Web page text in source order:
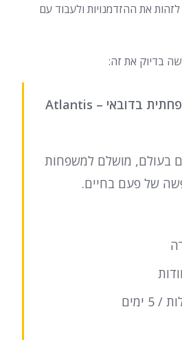
את ההזדמנויות ולעבוד עם
בדיוק את זה:
חלום של חופשה משפחתית בדובאי – Atlantis
בעולם, מושלם למשפחות
של פעם בחיים.